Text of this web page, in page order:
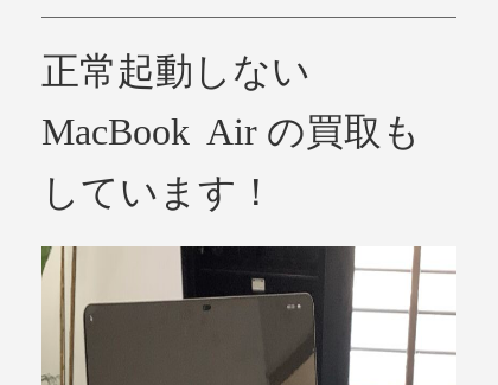
正常起動しない
MacBook Air の買取も
しています！